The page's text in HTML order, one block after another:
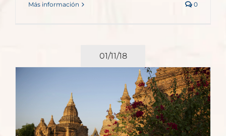
Más información 0
01/11/18